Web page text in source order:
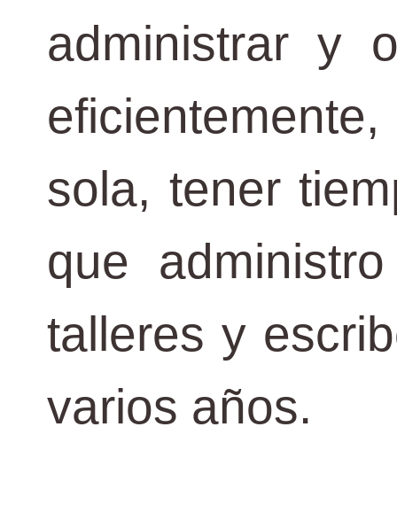
administrar y
sola, tener
que
talleres y
varios años.